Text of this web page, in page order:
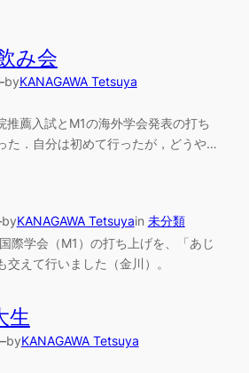
み会
byKANAGAWA Tetsuya
推薦入試とM1の海外学会発表の打ち
た．自分は初めて行ったが，どうや…
byKANAGAWA Tetsuyain 未分類
際学会（M1）の打ち上げを、「あじ
えて行いました（金川）。
生
byKANAGAWA Tetsuya